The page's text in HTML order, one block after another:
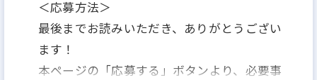
＜応募方法＞
最後までお読みいただき、ありがとうござい
ます！
本ページの「応募する」ボタンより、必要事